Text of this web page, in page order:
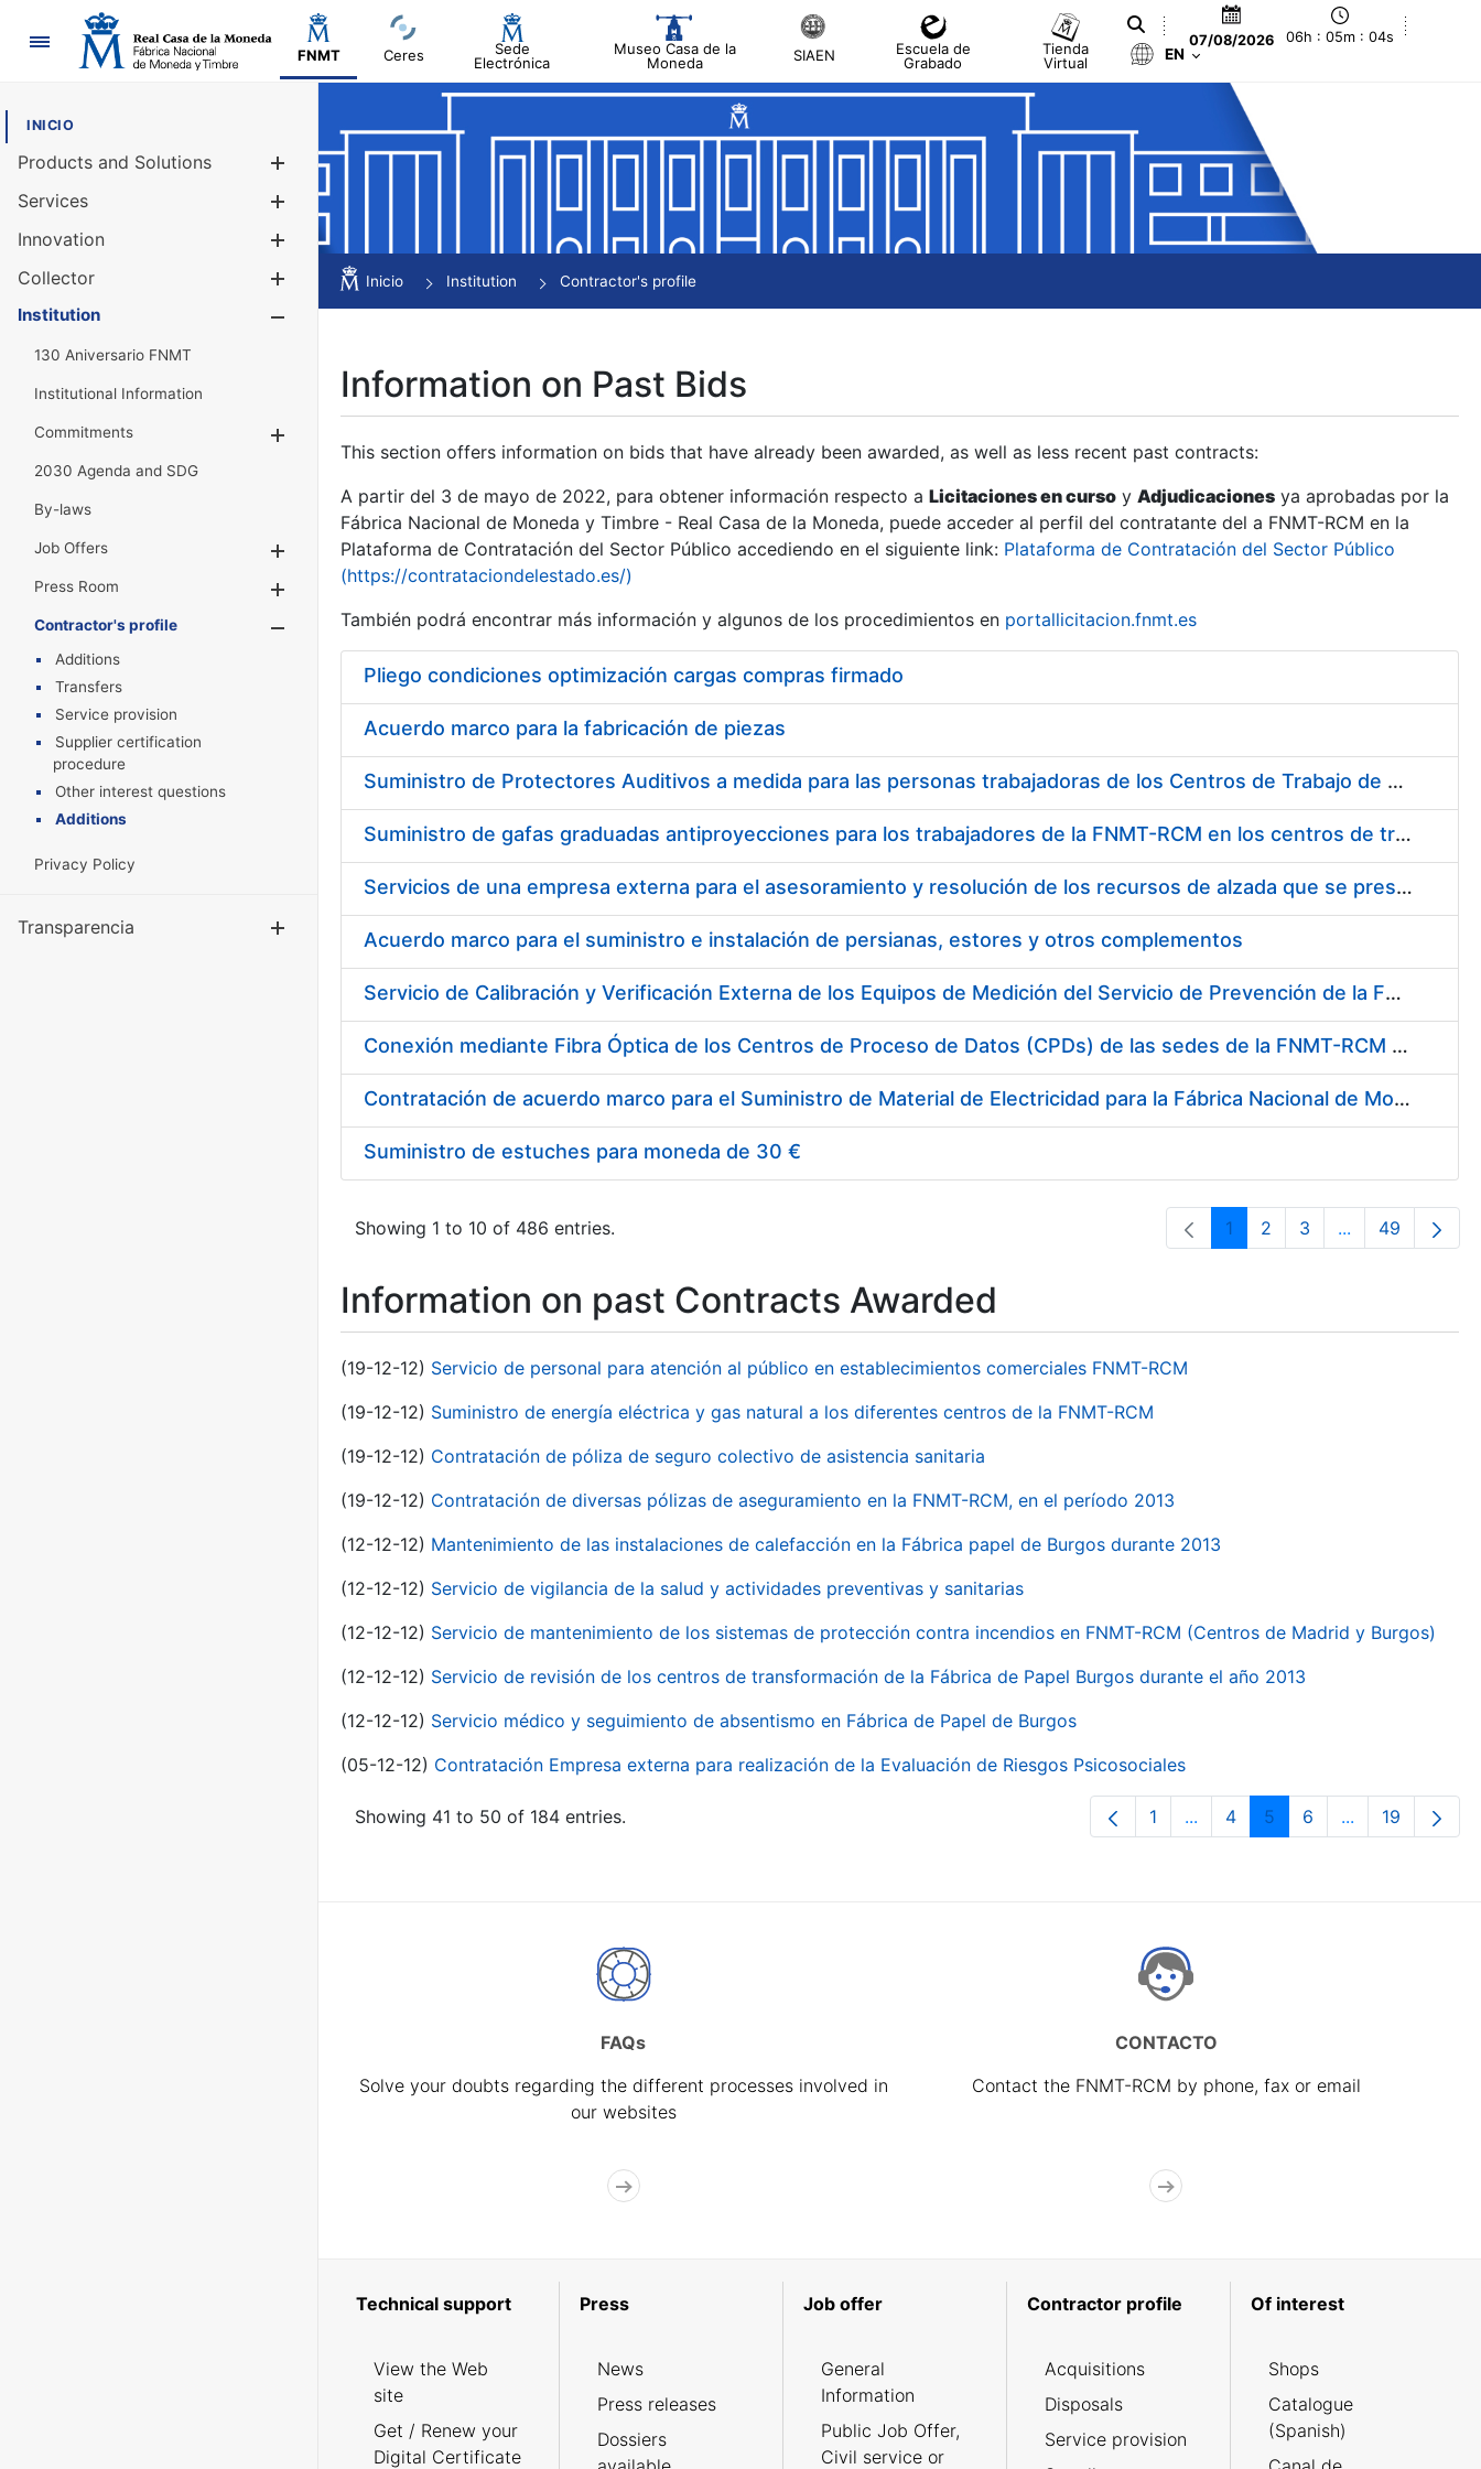
Navigation
FNMT Ceres
Sede
Electrónica
Museo Casa de la
Moneda
SIAEN
Escuela de
Grabado
Tienda
Virtual
07/08/2026 06h : 05m : 04s
EN
INICIO
Products and Solutions
Services
Innovation
Collector
Show/Hide
Institution
130 Aniversario FNMT
Institutional Information
Commitments
2030 Agenda and SDG
By-laws
Job Offers
Show/Hide
Press Room
Show/Hide
Contractor's profile
Show/Hide
Additions
Transfers
Service provision
Supplier certification
procedure
Other interest questions
Additions
Privacy Policy
Transparencia Show/Hide
Inicio Institution Contractor's profile
Information on Past Bids
This section offers information on bids that have already been awarded, as well as less recent past contracts:
A partir del 3 de mayo de 2022, para obtener información respecto a Licitaciones en curso y Adjudicaciones ya aprobadas por la
Fábrica Nacional de Moneda y Timbre - Real Casa de la Moneda, puede acceder al perfil del contratante del a FNMT-RCM en la
Plataforma de Contratación del Sector Público accediendo en el siguiente link: Plataforma de Contratación del Sector Público
(https://contrataciondelestado.es/)
También podrá encontrar más información y algunos de los procedimientos en portallicitacion.fnmt.es
Pliego condiciones optimización cargas compras firmado
Acuerdo marco para la fabricación de piezas
Suministro de Protectores Auditivos a medida para las personas trabajadoras de los Centros de Trabajo de Madrid y Burgos
Suministro de gafas graduadas antiproyecciones para los trabajadores de la FNMT-RCM en los centros de trabajo de Madrid y Burgos
Servicios de una empresa externa para el asesoramiento y resolución de los recursos de alzada que se presentan relacionados con procesos de selección para la FNMT-RCM
Acuerdo marco para el suministro e instalación de persianas, estores y otros complementos
Servicio de Calibración y Verificación Externa de los Equipos de Medición del Servicio de Prevención de la FNMT-RCM
Conexión mediante Fibra Óptica de los Centros de Proceso de Datos (CPDs) de las sedes de la FNMT-RCM de Burgos y Madrid
Contratación de acuerdo marco para el Suministro de Material de Electricidad para la Fábrica Nacional de Moneda y Timbre-Real Casa de la Moneda en su centro de trabajo de Burgos
Suministro de estuches para moneda de 30 €
Showing 1 to 10 of 486 entries. Page
1 Page
2 Page
3 ...Intermediate
Page
49
Information on past Contracts Awarded
(19-12-12) Servicio de personal para atención al público en establecimientos comerciales FNMT-RCM
(19-12-12) Suministro de energía eléctrica y gas natural a los diferentes centros de la FNMT-RCM
(19-12-12) Contratación de póliza de seguro colectivo de asistencia sanitaria
(19-12-12) Contratación de diversas pólizas de aseguramiento en la FNMT-RCM, en el período 2013
(12-12-12) Mantenimiento de las instalaciones de calefacción en la Fábrica papel de Burgos durante 2013
(12-12-12) Servicio de vigilancia de la salud y actividades preventivas y sanitarias
(12-12-12) Servicio de mantenimiento de los sistemas de protección contra incendios en FNMT-RCM (Centros de Madrid y Burgos)
(12-12-12) Servicio de revisión de los centros de transformación de la Fábrica de Papel Burgos durante el año 2013
(12-12-12) Servicio médico y seguimiento de absentismo en Fábrica de Papel de Burgos
(05-12-12) Contratación Empresa externa para realización de la Evaluación de Riesgos Psicosociales
Showing 41 to 50 of 184 entries. Page
1 ...Intermediate Pages Use TAB to
Page
4 Page
5 Page
6 ...Intermediate
Page
19
FAQs
Solve your doubts regarding the different processes involved in
our websites
CONTACTO
Contact the FNMT-RCM by phone, fax or email
Technical support
View the Web
site
Get / Renew your
Digital Certificate
Press
News
Press releases
Dossiers
Job offer
General
Information
Public Job Offer,
Civil service or
Contractor profile
Acquisitions
Disposals
Service provision
Of interest
Shops
Catalogue
(Spanish)